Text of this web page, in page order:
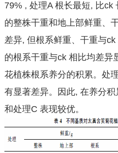
79% , 处理A 根长最短, 比ck
的整株干重和地上部鲜重、
差异, 但根系鲜重、干重与
的根系干重与ck 相比均差异
花植株根系养分的积累。处
有显著差异。因此, 在养分
和处理C 表现较优。